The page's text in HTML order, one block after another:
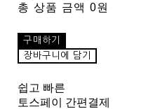
총 상품 금액 0원
구매하기
장바구니에 담기
쉽고 빠른
토스페이 간편결제